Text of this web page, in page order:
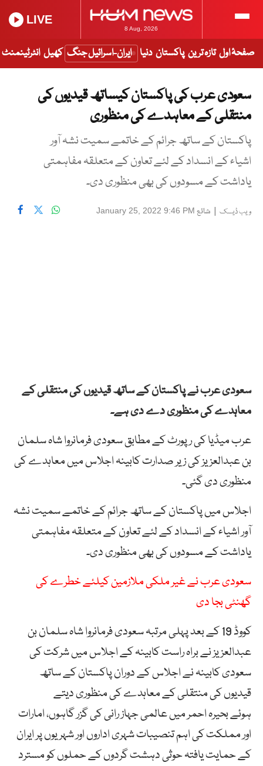
8 Aug, 2026
LIVE
صفحۂ اول تازہ ترین پاکستان دنیا ایران-اسرائیل جنگ کھیل انٹرٹینمنٹ
سعودی عرب کی پاکستان کیساتھ قیدیوں کی
منتقلی کے معاہدے کی منظوری
پاکستان کے ساتھ جرائم کے خاتمے سمیت نشہ آور
اشیاء کے انسداد کے لئے تعاون کے متعلقہ مفاہمتی
یاداشت کے مسودوں کی بھی منظوری دی۔
ویب ڈیسک | شائع January 25, 2022 9:46 PM
سعودیعربنےپاکستانکےساتھقیدیوںکیمنتقلیکے
معاہدےکیمنظوریدےدیہے۔
عرب میڈیا کی رپورٹ کے مطابق سعودیفرمانرواشاہسلمان
بنعبدالعزیزکیزیرصدارتکابینہاجلاسمیںمعاہدےکی
منظوریدیگئی۔
اجلاسمیںپاکستانکےساتھجرائمکےخاتمےسمیتنشہ
آوراشیاءکےانسدادکےلئےتعاونکےمتعلقہمفاہمتی
یاداشتکےمسودوںکیبھیمنظوریدی۔
سعودی عرب نے غیر ملکی ملازمین کیلئے خطرے کی
گھنٹی بجا دی
کووڈ
بعدپہلیمرتبہسعودیفرمانرواشاہسلمانبن
عبدالعزیزنےبراہراستکابینہکےاجلاسمیںشرکتکی
سعودیکابینہنےاجلاسکےدورانپاکستانکےساتھ
قیدیوںکیمنتقلیکےمعاہدےکیمنظوریدیتے
ہوئےبحیرہاحمرمیںعالمیجہازرانیکیگزرگاہوں،امارات
اورمملکتکیاہمتنصیباتشہریاداروںاورشہریوںپرایران
کےحمایتیافتہحوثیدہشتگردوںکےحملوںکومسترد